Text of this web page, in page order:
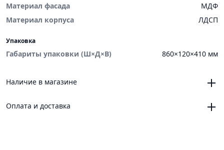
Материал фасада
МДФ
Материал корпуса
ЛДСП
Упаковка
Габариты упаковки (Ш×Д×В) 860×120×410 мм
Наличие в магазине
Троицкий тракт, 21, корпус 3, секция 6
0
Оплата и доставка